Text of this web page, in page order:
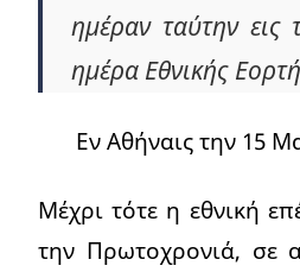
ημέραν ταύτην εις
ημέρα Εθνικής
Εν Αθήναις την 15
Μέχρι τότε η εθνική
την Πρωτοχρονιά, σε